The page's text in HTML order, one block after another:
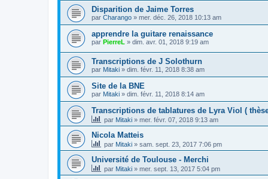
Disparition de Jaime Torres
par Charango » mer. déc. 26, 2018 10:13 am
apprendre la guitare renaissance
par PierreL » dim. avr. 01, 2018 9:19 am
Transcriptions de J Solothurn
par Mitaki » dim. févr. 11, 2018 8:38 am
Site de la BNE
par Mitaki » dim. févr. 11, 2018 8:14 am
Transcriptions de tablatures de Lyra Viol (
par Mitaki » mer. févr. 07, 2018 9:13 am
Nicola Matteis
par Mitaki » sam. sept. 23, 2017 7:06 pm
Université de Toulouse - Merchi
par Mitaki » mer. sept. 13, 2017 5:04 pm